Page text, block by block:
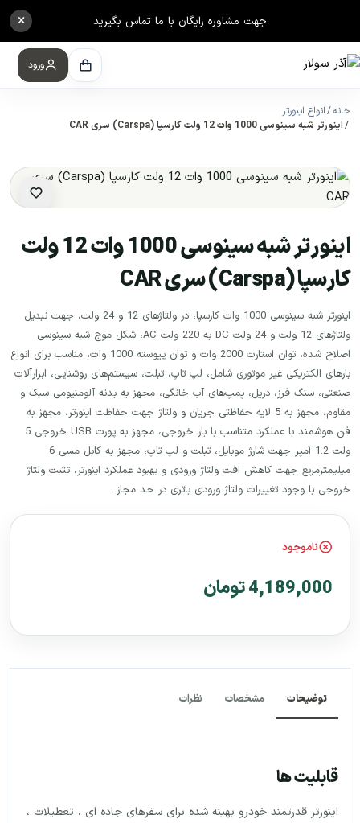
جهت مشاوره رایگان با ما تماس بگیرید ×
ورود
خانه انواع اینورتر
اینورتر شبه سینوسی 1000 وات 12 ولت کارسپا (Carspa) سری CAR
اینورتر شبه سینوسی 1000 وات 12 ولت
کارسپا (Carspa) سری CAR
اینورتر شبه سینوسی 1000 وات کارسپا، در ولتاژهای 12 و 24 ولت، جهت نبدیل
ولتاژهای 12 ولت و 24 ولت DC به 220 ولت AC، شکل موج شبه سینوسی
اصلاح شده، توان استارت 2000 وات و توان پیوسته 1000 وات، مناسب برای انواع
بارهای الکتریکی غیر موتوری شامل، لپ تاپ، تبلت، سیستم‌های روشنایی، ابزارآلات
صنعتی، سنگ فرز، دریل، پمپ‌های آب خانگی، مجهز به بدنه آلومنیومی سبک و
مقاوم، مجهز به 5 لایه حفاظتی جریان و ولتاژ جهت حفاظت اینورتر، مجهز به
فن هوشمند با عملکرد متناسب با بار خروجی، مجهز به پورت USB خروجی 5
ولت 1.2 آمپر جهت شارژ موبایل، تبلت و لپ تاپ، مجهز به کابل مسی 6
میلیمترمربع جهت کاهش افت ولتاژ ورودی و بهبود عملکرد اینورتر، تثبت ولتاژ
خروجی با وجود تغییرات ولتاژ ورودی باتری در حد مجاز.
ناموجود
4,189,000 تومان
توضیحات مشخصات نظرات
قابلیت ها
اینورتر قدرتمند خودرو بهینه شده برای سفرهای جاده ای ، تعطیلات ،